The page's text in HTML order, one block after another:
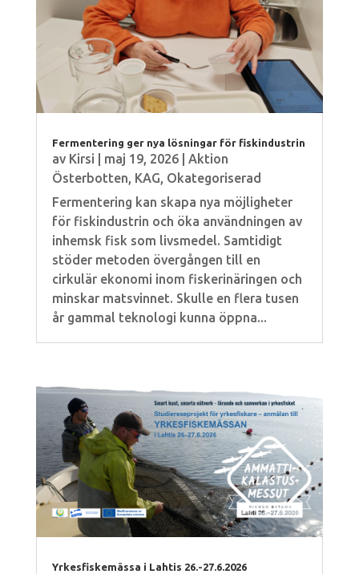
Fermentering ger nya lösningar för fiskindustrin
av Kirsi maj 19, 2026| Aktion
Österbotten KAG Okategoriserad
Fermentering kan skapa nya möjligheter
för fiskindustrin och öka användningen av
inhemsk fisk som livsmedel. Samtidigt
stöder metoden övergången till en
cirkulär ekonomi inom fiskerinäringen och
minskar matsvinnet. Skulle en flera tusen
år gammal teknologi kunna öppna...
Yrkesfiskemässa i Lahtis 26.-27.6.2026